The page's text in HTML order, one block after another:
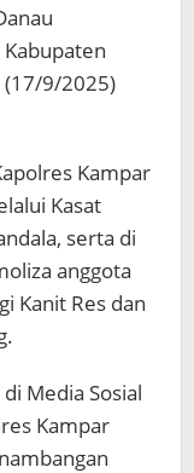
(17/9/2025)
Kampar
Kasat
serta di
anggota
Kanit Res dan
Media Sosial
Kampar